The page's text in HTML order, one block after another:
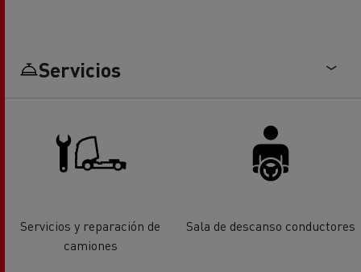
Servicios
Servicios y reparación de
camiones
Sala de descanso conductores